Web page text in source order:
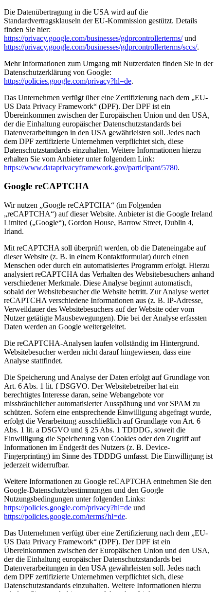
Die Datenübertragung in die USA wird auf die
Standardvertragsklauseln der EU-Kommission gestützt. Details
finden Sie hier:
https://privacy.google.com/businesses/gdprcontrollerterms/und
https://privacy.google.com/businesses/gdprcontrollerterms/sccs/.
Mehr Informationen zum Umgang mit Nutzerdaten finden Sie in der
Datenschutzerklärung von Google:
https://policies.google.com/privacy?hl=de.
Das Unternehmen verfügt über eine Zertifizierung nach dem „EU-
US Data Privacy Framework“ (DPF). Der DPF ist ein
Übereinkommen zwischen der Europäischen Union und den USA,
der die Einhaltung europäischer Datenschutzstandards bei
Datenverarbeitungen in den USA gewährleisten soll. Jedes nach
dem DPF zertifizierte Unternehmen verpflichtet sich, diese
Datenschutzstandards einzuhalten. Weitere Informationen hierzu
erhalten Sie vom Anbieter unter folgendem Link:
https://www.dataprivacyframework.gov/participant/5780.
Google reCAPTCHA
Wir nutzen „Google reCAPTCHA“ (im Folgenden
„reCAPTCHA“) auf dieser Website. Anbieter ist die Google Ireland
Limited („Google“), Gordon House, Barrow Street, Dublin 4,
Irland.
Mit reCAPTCHA soll überprüft werden, ob die Dateneingabe auf
dieser Website (z. B. in einem Kontaktformular) durch einen
Menschen oder durch ein automatisiertes Programm erfolgt. Hierzu
analysiert reCAPTCHA das Verhalten des Websitebesuchers anhand
verschiedener Merkmale. Diese Analyse beginnt automatisch,
sobald der Websitebesucher die Website betritt. Zur Analyse wertet
reCAPTCHA verschiedene Informationen aus (z. B. IP-Adresse,
Verweildauer des Websitebesuchers auf der Website oder vom
Nutzer getätigte Mausbewegungen). Die bei der Analyse erfassten
Daten werden an Google weitergeleitet.
Die reCAPTCHA-Analysen laufen vollständig im Hintergrund.
Websitebesucher werden nicht darauf hingewiesen, dass eine
Analyse stattfindet.
Die Speicherung und Analyse der Daten erfolgt auf Grundlage von
Art. 6 Abs. 1 lit. f DSGVO. Der Websitebetreiber hat ein
berechtigtes Interesse daran, seine Webangebote vor
missbräuchlicher automatisierter Ausspähung und vor SPAM zu
schützen. Sofern eine entsprechende Einwilligung abgefragt wurde,
erfolgt die Verarbeitung ausschließlich auf Grundlage von Art. 6
Abs. 1 lit. a DSGVO und § 25 Abs. 1 TDDDG, soweit die
Einwilligung die Speicherung von Cookies oder den Zugriff auf
Informationen im Endgerät des Nutzers (z. B. Device-
Fingerprinting) im Sinne des TDDDG umfasst. Die Einwilligung ist
jederzeit widerrufbar.
Weitere Informationen zu Google reCAPTCHA entnehmen Sie den
Google-Datenschutzbestimmungen und den Google
Nutzungsbedingungen unter folgenden Links:
https://policies.google.com/privacy?hl=de und
https://policies.google.com/terms?hl=de.
Das Unternehmen verfügt über eine Zertifizierung nach dem „EU-
US Data Privacy Framework“ (DPF). Der DPF ist ein
Übereinkommen zwischen der Europäischen Union und den USA,
der die Einhaltung europäischer Datenschutzstandards bei
Datenverarbeitungen in den USA gewährleisten soll. Jedes nach
dem DPF zertifizierte Unternehmen verpflichtet sich, diese
Datenschutzstandards einzuhalten. Weitere Informationen hierzu